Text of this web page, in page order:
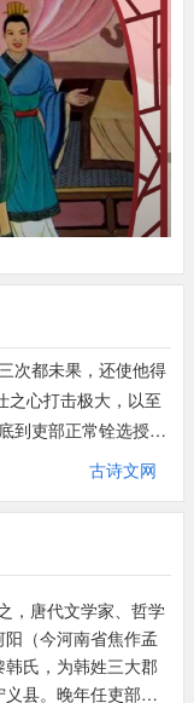
不任用；就，就近，
）对自己的行动，如
次都未果，还使他得
之心打击极大，以至
到吏部正常铨选授官
为不同。前两封书信
问路性质，屡引经
宰相之责，而“我”学
。不应以我“自进”为
自家穷饿之状，大声
文风纡曲道来，风格
古诗文网
，唐代文学家、哲学
（今河南省焦作孟
氏，为韩姓三大郡
县。晚年任吏部侍